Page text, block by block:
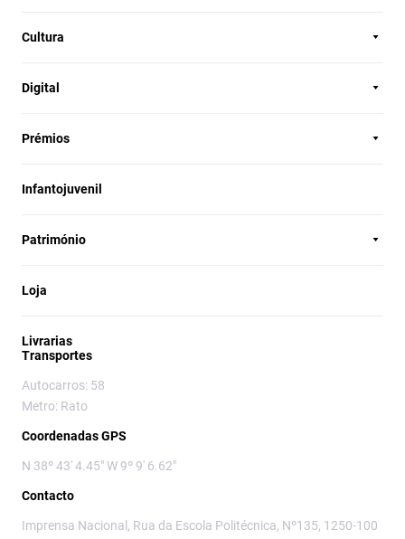
Cultura
Digital
Prémios
Infantojuvenil
Património
Loja
Livrarias
Transportes
Autocarros: 58
Metro: Rato
Coordenadas GPS
N 38º 43' 4.45" W 9º 9' 6.62"
Contacto
Imprensa Nacional, Rua da Escola Politécnica, Nº135, 1250-100